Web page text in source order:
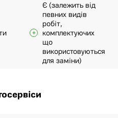
Є (залежить від
певних видів
робіт,
комплектуючих
що
використовуються
для заміни)